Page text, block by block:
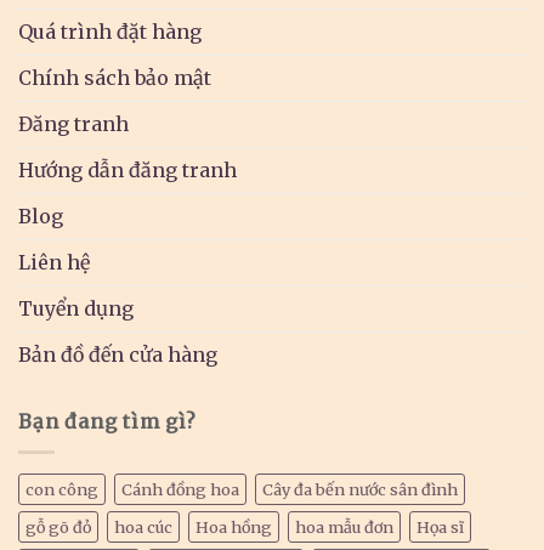
Quá trình đặt hàng
Chính sách bảo mật
Đăng tranh
Hướng dẫn đăng tranh
Blog
Liên hệ
Tuyển dụng
Bản đồ đến cửa hàng
Bạn đang tìm gì?
con công Cánh đồng hoa
Cây đa bến nước sân đình
gỗ gõ đỏ
hoa cúc Hoa hồng hoa mẫu đơn
Họa sĩ